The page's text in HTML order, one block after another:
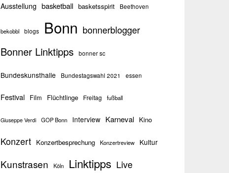
Ausstellung basketball basketsspirit Beethoven
bekobbl blogs Bonn bonnerblogger
Bonner Linktipps bonner sc
Bundeskunsthalle Bundestagswahl 2021 essen
Festival Film Flüchtlinge Freitag fußball
Giuseppe Verdi GOP Bonn Interview Karneval Kino
Konzert Konzertbesprechung Konzertreview Kultur
Kunstrasen Köln Linktipps Live